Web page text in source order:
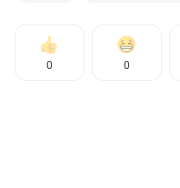
0 0